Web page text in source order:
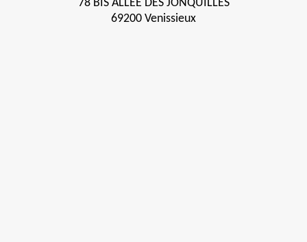
78 BIS ALLEE DES JONQUILLES
69200 Venissieux